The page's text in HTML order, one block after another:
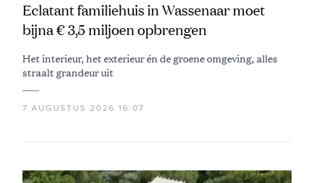
Eclatant familiehuis in Wassenaar moet
bijna € 3,5 miljoen opbrengen
Het interieur, het exterieur én de groene omgeving, alles
straalt grandeur uit
7 AUGUSTUS 2026 16:07